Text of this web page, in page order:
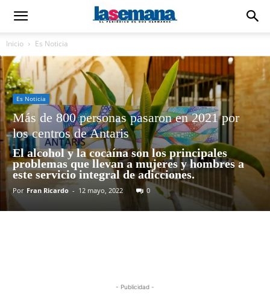
Inicio Es Noticia
Es Noticia
Más de 800 personas pasaron en 2021 por
los centros de Antaris
El alcohol y la cocaína son los principales
problemas que llevan a mujeres y hombres a
este servicio integral de adicciones.
Por Fran Ricardo - 12 mayo, 2022 0
- Publicidad -